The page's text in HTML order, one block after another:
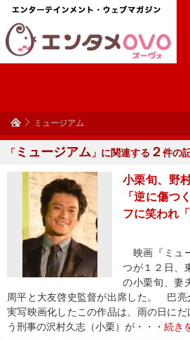
ミュージアム
「 ミュージアム 」に関連する ２件の
小栗旬、野
「逆に傷つ
フに笑われ
映画『ミュ
つが１２日、
の小栗旬、妻
周平と大友啓史監督が出席した。 巴亮
実写映画化したこの作品は、雨の日に
う刑事の沢村久志（小栗）が・・・ 続き